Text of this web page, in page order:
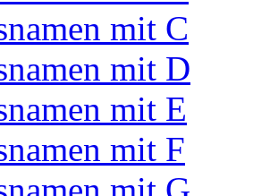
mit C
mit D
mit E
mit F